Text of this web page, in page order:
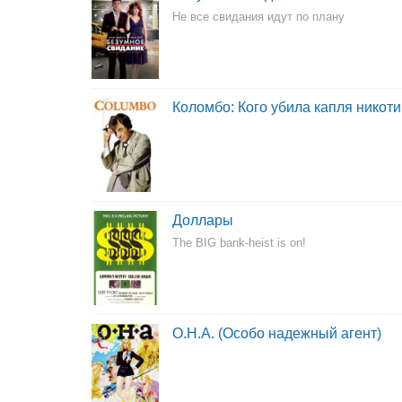
Не все свидания идут по плану
Коломбо: Кого убила капля
Доллары
The BIG bank-heist is on!
О.Н.А. (Особо надежный агент)